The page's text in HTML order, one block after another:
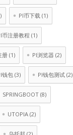
PI币下载 (1)
币注册教程 (1)
册 (1) PI浏览器 (2)
钱包(3) PI钱包测试 (2)
SPRINGBOOT (8)
UTOPIA (2)